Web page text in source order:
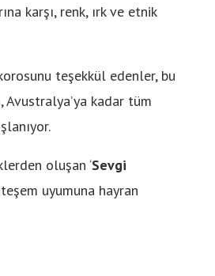
karşı, renk, ırk ve etnik
teşekkül edenler, bu
Avustralya’ya kadar tüm
oluşan ‘Sevgi
uyumuna hayran